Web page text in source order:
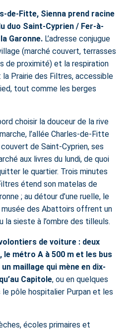
de-Fitte, Sienna prend racine
duo Saint-Cyprien / Fer-à-
Garonne. L’adresse conjugue
(marché couvert, terrasses
de proximité) et la respiration
la Prairie des Filtres, accessible
tout comme les berges
choisir la douceur de la rive
l’allée Charles-de-Fitte
couvert de Saint-Cyprien, ses
aux livres du lundi, de quoi
le quartier. Trois minutes
étend son matelas de
; au détour d’une ruelle, le
des Abattoirs offrent un
la sieste à l’ombre des tilleuls.
de voiture : deux
le métro A à 500 m et les bus
maillage qui mène en dix-
Capitole, ou en quelques
pôle hospitalier Purpan et les
écoles primaires et